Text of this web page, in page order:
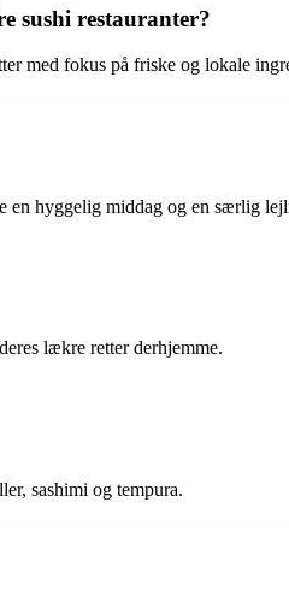
sushi restauranter?
med fokus på friske og lokale
en hyggelig middag og en særlig
lækre retter derhjemme.
sashimi og tempura.